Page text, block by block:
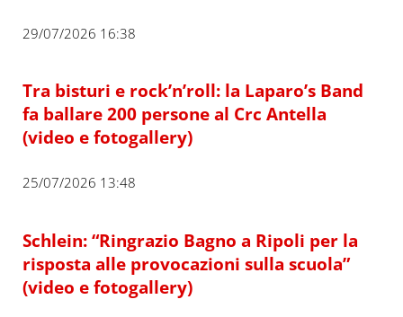
29/07/2026 16:38
Tra bisturi e rock’n’roll: la Laparo’s Band
fa ballare 200 persone al Crc Antella
(video e fotogallery)
25/07/2026 13:48
Schlein: “Ringrazio Bagno a Ripoli per la
risposta alle provocazioni sulla scuola”
(video e fotogallery)